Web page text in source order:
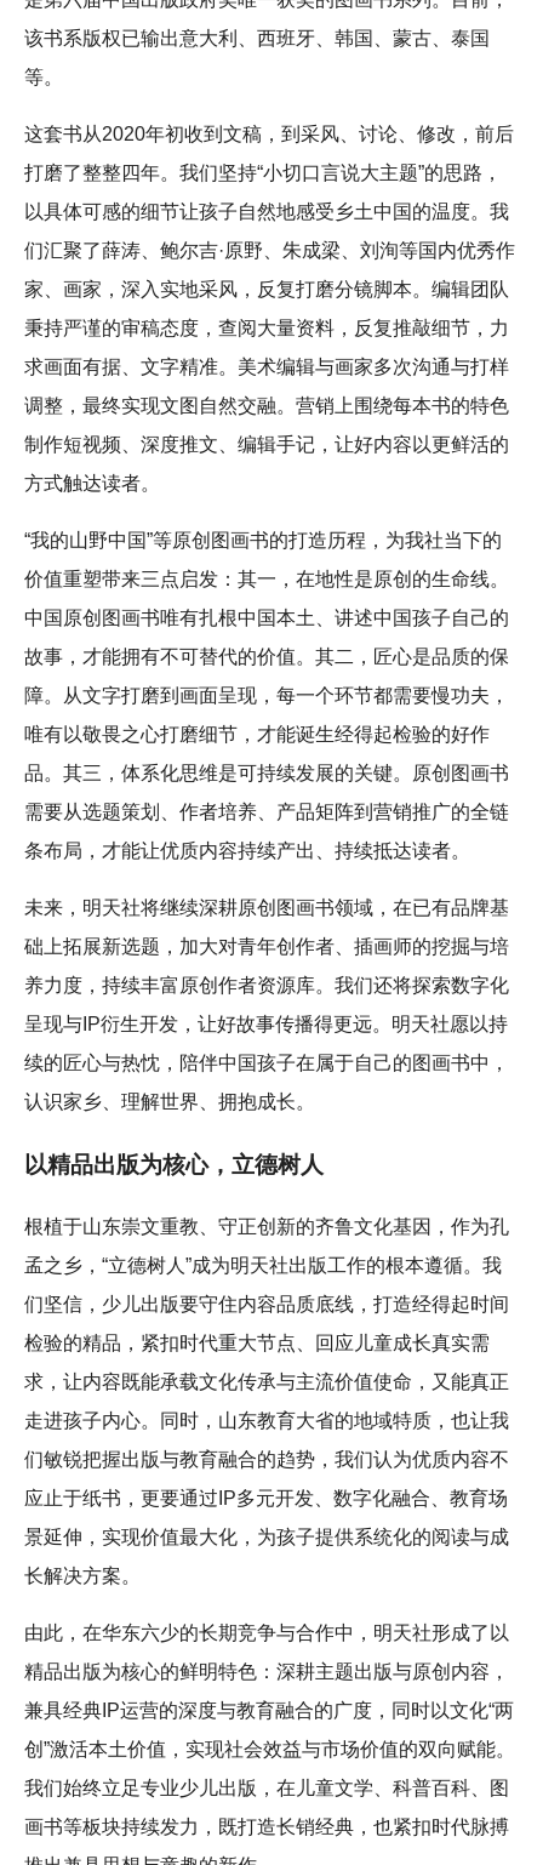
该书系版权已输出意大利、西班牙、韩国、蒙古、泰国
等。
这套书从2020年初收到文稿，到采风、讨论、修改，前后
打磨了整整四年。我们坚持“小切口言说大主题”的思路，
以具体可感的细节让孩子自然地感受乡土中国的温度。我
们汇聚了薛涛、鲍尔吉·原野、朱成梁、刘洵等国内优秀作
家、画家，深入实地采风，反复打磨分镜脚本。编辑团队
秉持严谨的审稿态度，查阅大量资料，反复推敲细节，力
求画面有据、文字精准。美术编辑与画家多次沟通与打样
调整，最终实现文图自然交融。营销上围绕每本书的特色
制作短视频、深度推文、编辑手记，让好内容以更鲜活的
方式触达读者。
“我的山野中国”等原创图画书的打造历程，为我社当下的
价值重塑带来三点启发：其一，在地性是原创的生命线。
中国原创图画书唯有扎根中国本土、讲述中国孩子自己的
故事，才能拥有不可替代的价值。其二，匠心是品质的保
障。从文字打磨到画面呈现，每一个环节都需要慢功夫，
唯有以敬畏之心打磨细节，才能诞生经得起检验的好作
品。其三，体系化思维是可持续发展的关键。原创图画书
需要从选题策划、作者培养、产品矩阵到营销推广的全链
条布局，才能让优质内容持续产出、持续抵达读者。
未来，明天社将继续深耕原创图画书领域，在已有品牌基
础上拓展新选题，加大对青年创作者、插画师的挖掘与培
养力度，持续丰富原创作者资源库。我们还将探索数字化
呈现与IP衍生开发，让好故事传播得更远。明天社愿以持
续的匠心与热忱，陪伴中国孩子在属于自己的图画书中，
认识家乡、理解世界、拥抱成长。
以精品出版为核心，立德树人
根植于山东崇文重教、守正创新的齐鲁文化基因，作为孔
孟之乡，“立德树人”成为明天社出版工作的根本遵循。我
们坚信，少儿出版要守住内容品质底线，打造经得起时间
检验的精品，紧扣时代重大节点、回应儿童成长真实需
求，让内容既能承载文化传承与主流价值使命，又能真正
走进孩子内心。同时，山东教育大省的地域特质，也让我
们敏锐把握出版与教育融合的趋势，我们认为优质内容不
应止于纸书，更要通过IP多元开发、数字化融合、教育场
景延伸，实现价值最大化，为孩子提供系统化的阅读与成
长解决方案。
由此，在华东六少的长期竞争与合作中，明天社形成了以
精品出版为核心的鲜明特色：深耕主题出版与原创内容，
兼具经典IP运营的深度与教育融合的广度，同时以文化“两
创”激活本土价值，实现社会效益与市场价值的双向赋能。
我们始终立足专业少儿出版，在儿童文学、科普百科、图
画书等板块持续发力，既打造长销经典，也紧扣时代脉搏